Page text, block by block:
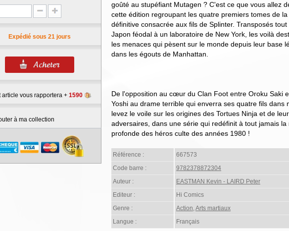
Expédié sous 21 jours
article vous rapportera + 1590
à ma collection
goûté au stupéfiant Mutagen ? C'est ce que vous allez
cette édition regroupant les quatre premiers tomes de la
définitive consacrée aux fils de Splinter. Transposés
Japon féodal à un laboratoire de New York, les voilà
les menaces qui pèsent sur le monde depuis leur base
dans les égouts de Manhattan.
De l'opposition au cœur du Clan Foot entre Oroku Saki
Yoshi au drame terrible qui enverra ses quatre fils dans
levez le voile sur les origines des Tortues Ninja et de
adversaires, dans une série qui redéfinit à tout jamais la
profonde des héros culte des années 1980 !
Référence :
667573
Code barre :
9782378872304
Auteur :
EASTMAN Kevin - LAIRD Peter
Editeur :
Hi Comics
Genre :
Action,Arts martiaux
Langue :
Français